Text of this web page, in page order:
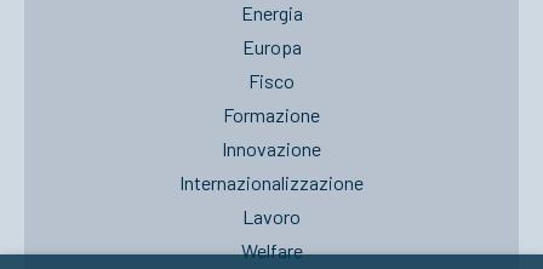
Energia
Europa
Fisco
Formazione
Innovazione
Internazionalizzazione
Lavoro
Welfare